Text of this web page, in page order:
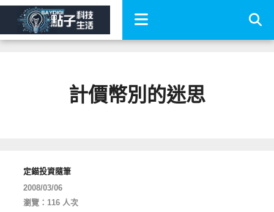
計價幣別的迷思
定錨投資隨筆
2008/03/06
瀏覽：116 人次